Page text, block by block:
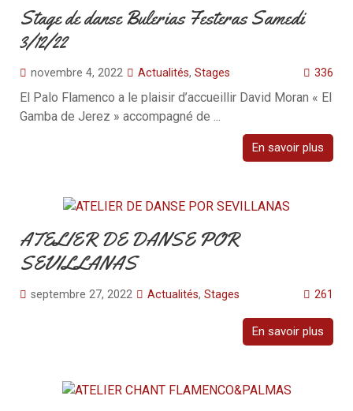
Stage de danse Bulerias Festeras Samedi
3/12/22
novembre 4, 2022 336
Actualités, Stages
El Palo Flamenco a le plaisir d’accueillir David Moran « El
Gamba de Jerez » accompagné de ...
En savoir plus
ATELIER DE DANSE POR
SEVILLANAS
septembre 27, 2022 261
Actualités, Stages
En savoir plus